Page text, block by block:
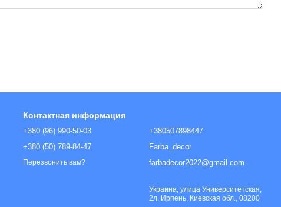
Контактная информация
+380 (96) 990-50-03
+380 (50) 789-84-47
Перезвонить вам?
+380507898447
Farba_decor
farbadecor2022@gmail.com
Украина, улица Университетская,
2л, Ирпень, Киевская обл., 08200